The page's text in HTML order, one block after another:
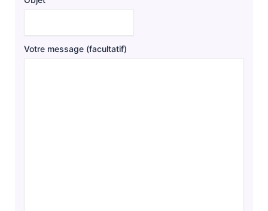
Votre message (facultatif)